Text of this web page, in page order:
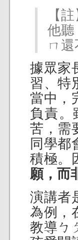
【
他聽
ㄇ還
據眾家
習、特
當中，
負責。
苦，需
同學都
積極。
願，而
演講者
為例，
教導ㄅ